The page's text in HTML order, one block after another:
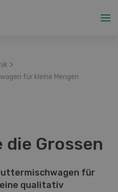
>
für kleine Mengen
die Grossen
für
qualitativ